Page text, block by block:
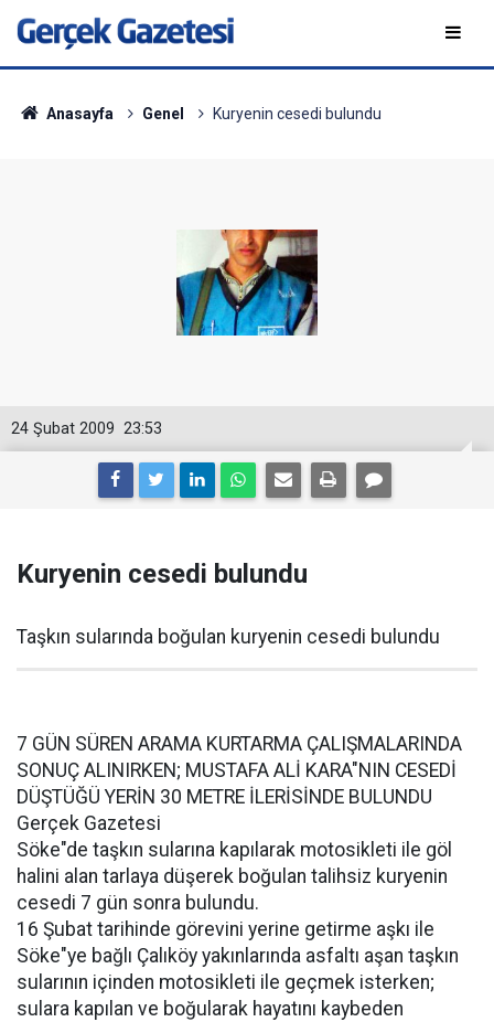
Anasayfa Genel Kuryenin cesedi bulundu
23:53
24 Şubat 2009
Kuryenin cesedi bulundu
Taşkın sularında boğulan kuryenin cesedi bulundu
7 GÜN SÜREN ARAMA KURTARMA ÇALIŞMALARINDA
SONUÇ ALINIRKEN; MUSTAFA ALİ KARA"NIN CESEDİ
DÜŞTÜĞÜ YERİN 30 METRE İLERİSİNDE BULUNDU
Gerçek Gazetesi
Söke"de taşkın sularına kapılarak motosikleti ile göl
halini alan tarlaya düşerek boğulan talihsiz kuryenin
cesedi 7 gün sonra bulundu.
16 Şubat tarihinde görevini yerine getirme aşkı ile
Söke"ye bağlı Çalıköy yakınlarında asfaltı aşan taşkın
sularının içinden motosikleti ile geçmek isterken;
sulara kapılan ve boğularak hayatını kaybeden